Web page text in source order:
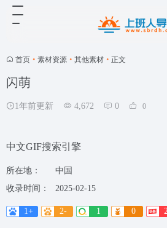
首页 • 素材资源 • 其他素材 • 正文
闪萌
1年前更新 4,672 0 0
中文GIF搜索引擎
所在地：
中国
收录时间：
2025-02-15
1+ 2- 1 0